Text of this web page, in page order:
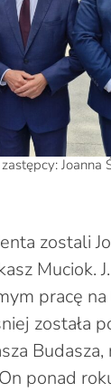
Joanna
zostali
Muciok.
pracę
została
ponad